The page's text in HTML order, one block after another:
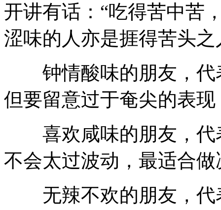
开讲有话：“吃得苦中苦
涩味的人亦是捱得苦头之
钟情酸味的朋友，代
但要留意过于奄尖的表
喜欢咸味的朋友，代
不会太过波动，最适合
无辣不欢的朋友，代